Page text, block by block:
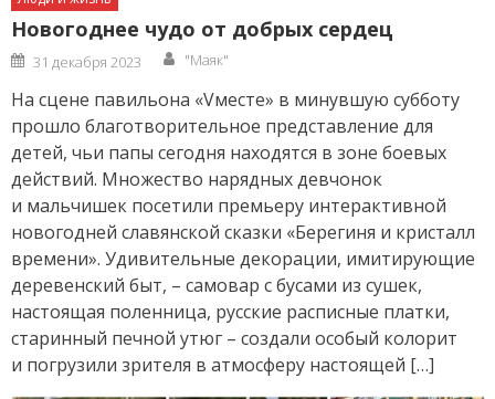
Новогоднее чудо от добрых сердец
Posted
on
31 декабря 2023 Author
"Маяк"
На сцене павильона «Vместе» в минувшую субботу
прошло благотворительное представление для
детей, чьи папы сегодня находятся в зоне боевых
действий. Множество нарядных девчонок
и мальчишек посетили премьеру интерактивной
новогодней славянской сказки «Берегиня и кристалл
времени». Удивительные декорации, имитирующие
деревенский быт, – самовар с бусами из сушек,
настоящая поленница, русские расписные платки,
старинный печной утюг – создали особый колорит
и погрузили зрителя в атмосферу настоящей […]